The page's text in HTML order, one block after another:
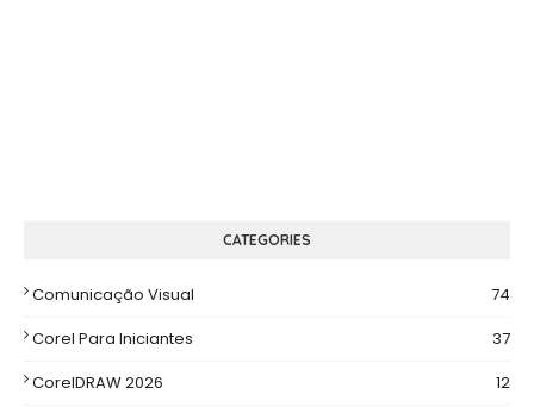
CATEGORIES
Comunicação Visual
74
Corel Para Iniciantes
37
CorelDRAW 2026
12